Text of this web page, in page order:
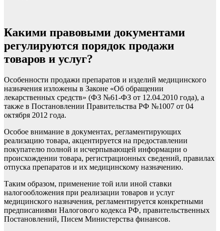
Какими правовыми документами
регулируются порядок продажи
товаров и услуг?
Особенности продажи препаратов и изделий медицинского
назначения изложены в Законе «Об обращении
лекарственных средств» (ФЗ №61-ФЗ от 12.04.2010 года), а
также в Постановлении Правительства РФ №1007 от 04
октября 2012 года.
Особое внимание в документах, регламентирующих
реализацию товара, акцентируется на предоставлении
покупателю полной и исчерпывающей информации о
происхождении товара, регистрационных сведений, правилах
отпуска препаратов и их медицинскому назначению.
Таким образом, применение той или иной ставки
налогообложения при реализации товаров и услуг
медицинского назначения, регламентируется конкретными
предписаниями Налогового кодекса РФ, правительственных
Постановлений, Писем Министерства финансов.